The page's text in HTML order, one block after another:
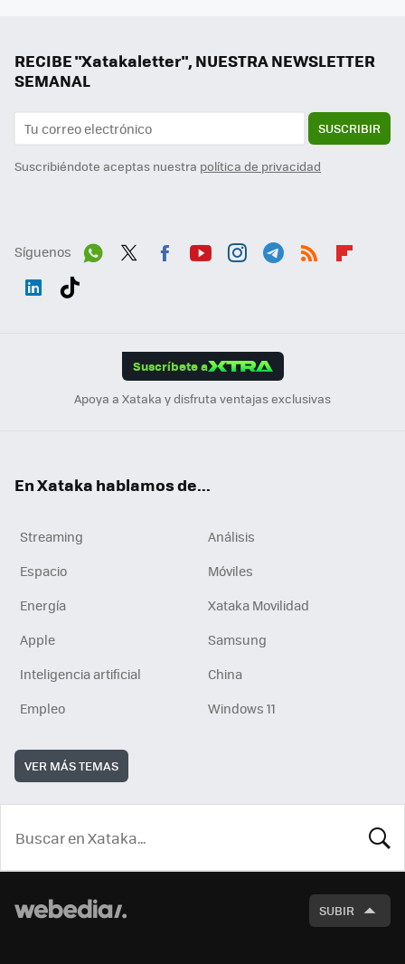
RECIBE "Xatakaletter", NUESTRA NEWSLETTER
SEMANAL
SUSCRIBIR
Suscribiéndote aceptas nuestra política de privacidad
Síguenos
Suscríbete a
Apoya a Xataka y disfruta ventajas exclusivas
En Xataka hablamos de...
Streaming
Análisis
Espacio
Móviles
Energía
Xataka Movilidad
Apple
Samsung
Inteligencia artificial
China
Empleo
Windows 11
VER MÁS TEMAS
SUBIR